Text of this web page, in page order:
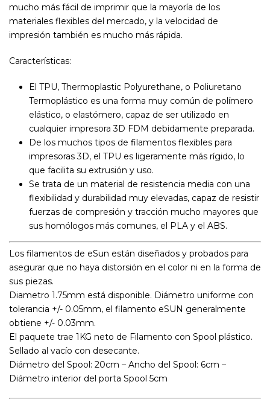
mucho más fácil de imprimir que la mayoría de los
materiales flexibles del mercado, y la velocidad de
impresión también es mucho más rápida.
Características:
El TPU, Thermoplastic Polyurethane, o Poliuretano
Termoplástico es una forma muy común de polímero
elástico, o elastómero, capaz de ser utilizado en
cualquier impresora 3D FDM debidamente preparada.
De los muchos tipos de filamentos flexibles para
impresoras 3D, el TPU es ligeramente más rígido, lo
que facilita su extrusión y uso.
Se trata de un material de resistencia media con una
flexibilidad y durabilidad muy elevadas, capaz de resistir
fuerzas de compresión y tracción mucho mayores que
sus homólogos más comunes, el PLA y el ABS.
Los filamentos de eSun están diseñados y probados para
asegurar que no haya distorsión en el color ni en la forma de
sus piezas.
Diametro 1.75mm está disponible. Diámetro uniforme con
tolerancia +/- 0.05mm, el filamento eSUN generalmente
obtiene +/- 0.03mm.
El paquete trae 1KG neto de Filamento con Spool plástico.
Sellado al vacío con desecante.
Diámetro del Spool: 20cm – Ancho del Spool: 6cm –
Diámetro interior del porta Spool 5cm